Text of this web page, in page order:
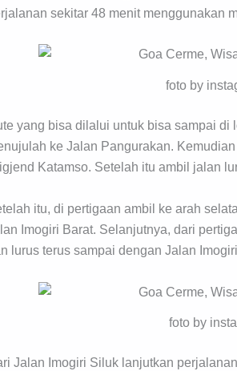
sekitar 48 menit menggunakan
foto by
yang bisa dilalui untuk bisa sampai
ke Jalan Pangurakan.
Katamso. Setelah itu ambil jalan
itu, di pertigaan ambil ke arah
Imogiri Barat. Selanjutnya, dari
lurus terus sampai dengan Jalan
foto by
Jalan Imogiri Siluk lanjutkan